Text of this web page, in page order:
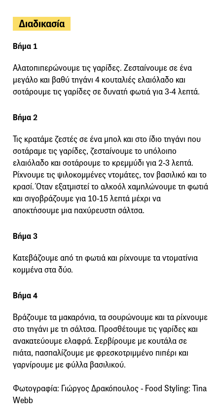
Διαδικασία
Βήμα 1
Αλατοπιπερώνουμε τις γαρίδες. Ζεσταίνουμε σε ένα
μεγάλο και βαθύ τηγάνι 4 κουταλιές ελαιόλαδο και
σοτάρουμε τις γαρίδες σε δυνατή φωτιά για 3-4 λεπτά.
Βήμα 2
Τις κρατάμε ζεστές σε ένα μπολ και στο ίδιο τηγάνι που
σοτάραμε τις γαρίδες, ζεσταίνουμε το υπόλοιπο
ελαιόλαδο και σοτάρουμε το κρεμμύδι για 2-3 λεπτά.
Ρίχνουμε τις ψιλοκομμένες ντομάτες, τον βασιλικό και το
κρασί. Όταν εξατμιστεί το αλκοόλ χαμηλώνουμε τη φωτιά
και σιγοβράζουμε για 10-15 λεπτά μέχρι να
αποκτήσουμε μια παχύρευστη σάλτσα.
Βήμα 3
Κατεβάζουμε από τη φωτιά και ρίχνουμε τα ντοματίνια
κομμένα στα δύο.
Βήμα 4
Βράζουμε τα μακαρόνια, τα σουρώνουμε και τα ρίχνουμε
στο τηγάνι με τη σάλτσα. Προσθέτουμε τις γαρίδες και
ανακατεύουμε ελαφρά. Σερβίρουμε με κουτάλα σε
πιάτα, πασπαλίζουμε με φρεσκοτριμμένο πιπέρι και
γαρνίρουμε με φύλλα βασιλικού.
Φωτογραφία: Γιώργος Δρακόπουλος - Food Styling: Tina
Webb